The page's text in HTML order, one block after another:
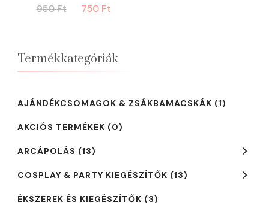
950Ft
Original
750 Ft
Termékkategóriák
AJÁNDÉKCSOMAGOK & ZSÁKBAMACSKÁK (1)
AKCIÓS TERMÉKEK (0)
ARCÁPOLÁS (13)
COSPLAY & PARTY KIEGÉSZÍTŐK (13)
ÉKSZEREK ÉS KIEGÉSZÍTŐK (3)